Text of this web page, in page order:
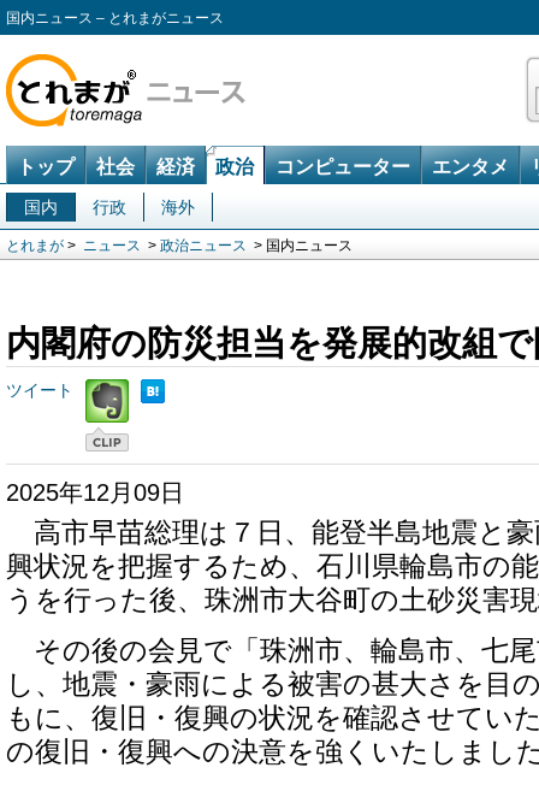
国内ニュース – とれまがニュース
トップ 社会 経済 政治 コンピューター エンタメ
国内 行政 海外
とれまが > ニュース > 政治ニュース > 国内ニュース
内閣府の防災担当を発展的改組
ツイート
2025年12月09日
高市早苗総理は７日、能登半島地震と
興状況を把握するため、石川県輪島市の
うを行った後、珠洲市大谷町の土砂災害
その後の会見で「珠洲市、輪島市、七
し、地震・豪雨による被害の甚大さを目
もに、復旧・復興の状況を確認させてい
の復旧・復興への決意を強くいたしまし